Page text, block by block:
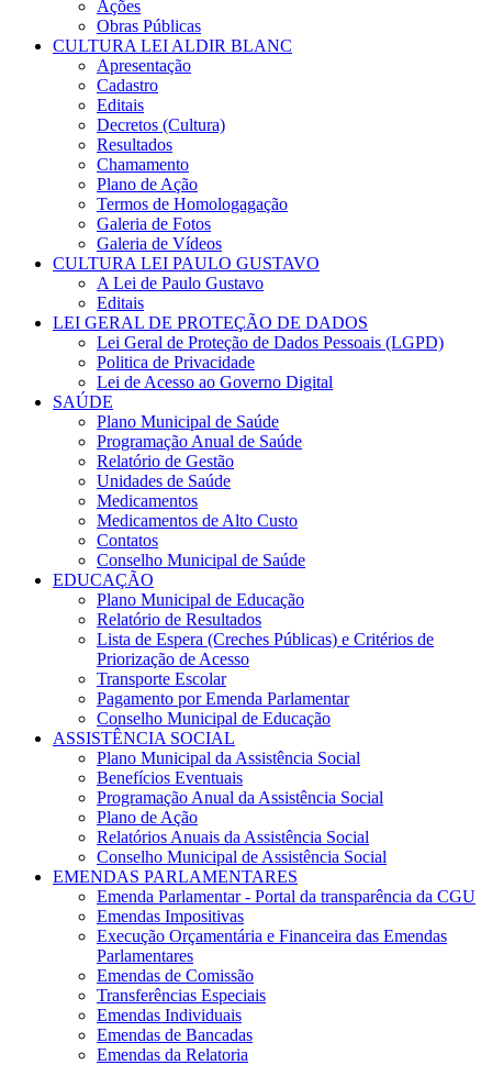
Ações
Obras Públicas
CULTURA LEI ALDIR BLANC
Apresentação
Cadastro
Editais
Decretos (Cultura)
Resultados
Chamamento
Plano de Ação
Termos de Homologagação
Galeria de Fotos
Galeria de Vídeos
CULTURA LEI PAULO GUSTAVO
A Lei de Paulo Gustavo
Editais
LEI GERAL DE PROTEÇÃO DE DADOS
Lei Geral de Proteção de Dados Pessoais (LGPD)
Politica de Privacidade
Lei de Acesso ao Governo Digital
SAÚDE
Plano Municipal de Saúde
Programação Anual de Saúde
Relatório de Gestão
Unidades de Saúde
Medicamentos
Medicamentos de Alto Custo
Contatos
Conselho Municipal de Saúde
EDUCAÇÃO
Plano Municipal de Educação
Relatório de Resultados
Lista de Espera (Creches Públicas) e Critérios de
Priorização de Acesso
Transporte Escolar
Pagamento por Emenda Parlamentar
Conselho Municipal de Educação
ASSISTÊNCIA SOCIAL
Plano Municipal da Assistência Social
Benefícios Eventuais
Programação Anual da Assistência Social
Plano de Ação
Relatórios Anuais da Assistência Social
Conselho Municipal de Assistência Social
EMENDAS PARLAMENTARES
Emenda Parlamentar - Portal da transparência da CGU
Emendas Impositivas
Execução Orçamentária e Financeira das Emendas
Parlamentares
Emendas de Comissão
Transferências Especiais
Emendas Individuais
Emendas de Bancadas
Emendas da Relatoria